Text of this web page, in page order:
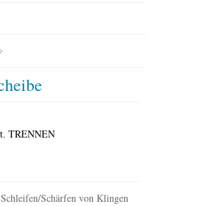
, TRENNEN
Schleifen/Schärfen von Klingen